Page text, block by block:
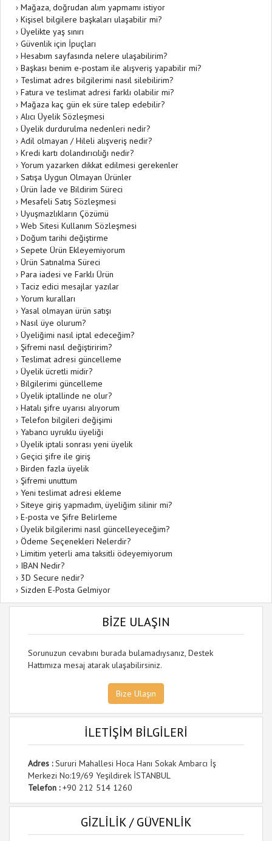
› Mağaza, doğrudan alım yapmamı istiyor
› Kişisel bilgilere başkaları ulaşabilir mi?
› Üyelikte yaş sınırı
› Güvenlik için İpuçları
› Hesabım sayfasında nelere ulaşabilirim?
› Başkası benim e-postam ile alışveriş yapabilir mi?
› Teslimat adres bilgilerimi nasıl silebilirim?
› Fatura ve teslimat adresi farklı olabilir mi?
› Mağaza kaç gün ek süre talep edebilir?
› Alıcı Üyelik Sözleşmesi
› Üyelik durdurulma nedenleri nedir?
› Adil olmayan / Hileli alışveriş nedir?
› Kredi kartı dolandırıcılığı nedir?
› Yorum yazarken dikkat edilmesi gerekenler
› Satışa Uygun Olmayan Ürünler
› Ürün İade ve Bildirim Süreci
› Mesafeli Satış Sözleşmesi
› Uyuşmazlıkların Çözümü
› Web Sitesi Kullanım Sözleşmesi
› Doğum tarihi değiştirme
› Sepete Ürün Ekleyemiyorum
› Ürün Satınalma Süreci
› Para iadesi ve Farklı Ürün
› Taciz edici mesajlar yazılar
› Yorum kuralları
› Yasal olmayan ürün satışı
› Nasıl üye olurum?
› Üyeliğimi nasıl iptal edeceğim?
› Şifremi nasıl değiştiririm?
› Teslimat adresi güncelleme
› Üyelik ücretli midir?
› Bilgilerimi güncelleme
› Üyelik iptallinde ne olur?
› Hatalı şifre uyarısı alıyorum
› Telefon bilgileri değişimi
› Yabancı uyruklu üyeliği
› Üyelik iptali sonrası yeni üyelik
› Geçici şifre ile giriş
› Birden fazla üyelik
› Şifremi unuttum
› Yeni teslimat adresi ekleme
› Siteye giriş yapmadım, üyeliğim silinir mi?
› E-posta ve Şifre Belirleme
› Üyelik bilgilerimi nasıl güncelleyeceğim?
› Ödeme Seçenekleri Nelerdir?
› Limitim yeterli ama taksitli ödeyemiyorum
› IBAN Nedir?
› 3D Secure nedir?
› Sizden E-Posta Gelmiyor
BİZE ULAŞIN
Sorunuzun cevabını burada bulamadıysanız, Destek
Hattımıza mesaj atarak ulaşabilirsiniz.
Bize Ulaşın
İLETİŞİM BİLGİLERİ
Adres :Sururi Mahallesi Hoca Hanı Sokak Ambarcı İş
Merkezi No:19/69 Yeşildirek İSTANBUL
Telefon :+90 212 514 1260
GİZLİLİK / GÜVENLİK